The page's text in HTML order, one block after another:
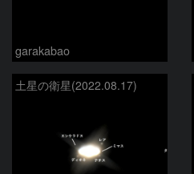
garakabao
土星の衛星(2022.08.17)